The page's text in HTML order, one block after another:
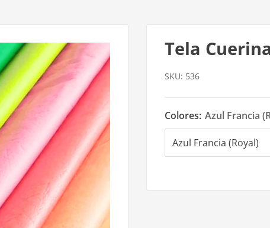
Tela
SKU: 536
Colores: Azul Francia